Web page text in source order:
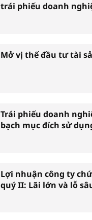
trái phiếu doanh
Mở vị thế đầu tư tài
Trái phiếu doanh
bạch mục đích sử
Lợi nhuận công ty
quý II: Lãi lớn và lỗ